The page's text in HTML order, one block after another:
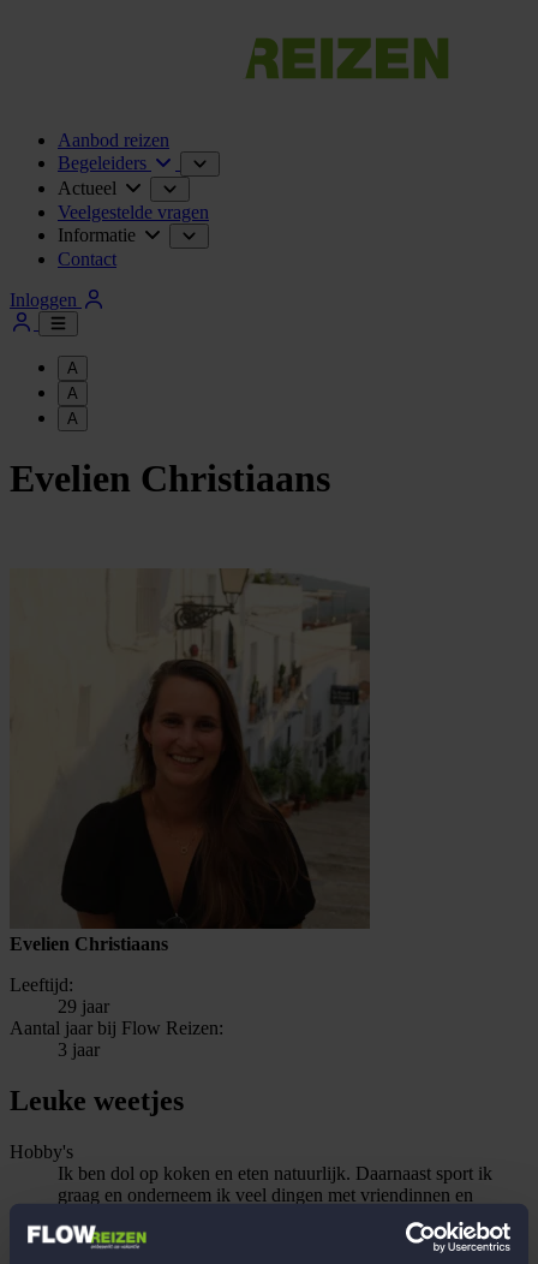
Aanbod reizen
Begeleiders
Actueel
Veelgestelde vragen
Informatie
Contact
Inloggen
A
A
A
Evelien Christiaans
Evelien Christiaans
Leeftijd:
29 jaar
Aantal jaar bij Flow Reizen:
3 jaar
Leuke weetjes
Hobby's
Ik ben dol op koken en eten natuurlijk. Daarnaast sport ik
graag en onderneem ik veel dingen met vriendinnen en
Opleiding/beroep